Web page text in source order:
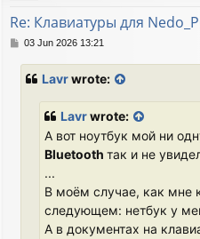
Re: Клавиатуры для
P03 Jun 2026 13:21
Lavrwrote:
Lavrwrote:
А вот ноутбук мой ни
Bluetooth так и не
...
В моём случае, как мне
следующем: нетбук у
А в документах на